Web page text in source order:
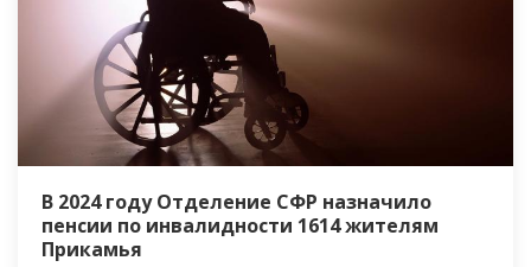
В 2024 году Отделение СФР назначило
пенсии по инвалидности 1614 жителям
Прикамья